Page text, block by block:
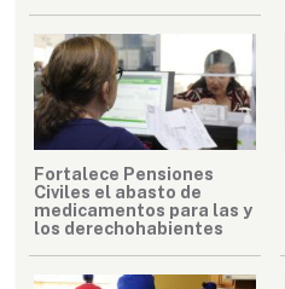
Fortalece Pensiones
Civiles el abasto de
medicamentos para las y
los derechohabientes